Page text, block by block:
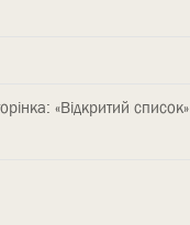
«Відкритий список»